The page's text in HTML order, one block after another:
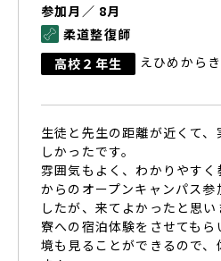
参加月／ 8月
柔道整復師
高校２年生
えひめから
生徒と先生の距離が近くて
しかったです。
雰囲気もよく、わかりやすく
からのオープンキャンパス参
したが、来てよかったと思い
寮への宿泊体験をさせても
境も見ることができるので、